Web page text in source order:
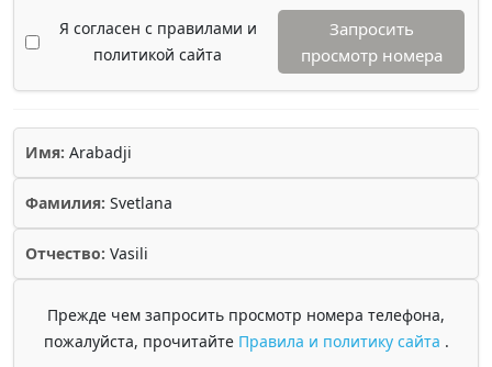
Я согласен с правилами и
политикой сайта
Запросить
просмотр номера
Имя: Arabadji
Фамилия: Svetlana
Отчество: Vasili
Прежде чем запросить просмотр номера телефона,
пожалуйста, прочитайте Правила и политику сайта .